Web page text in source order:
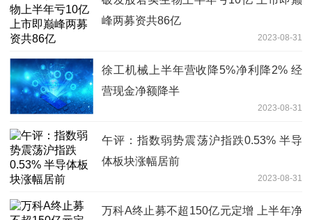
峰两募资共86亿
2023-08-31
徐工机械上半年营收降5%净利降2% 经
营现金净额降半
2023-08-31
午评：指数弱势震荡沪指跌0.53% 半导
体板块涨幅居前
2023-08-31
万科A终止募不超150亿元定增 上半年净